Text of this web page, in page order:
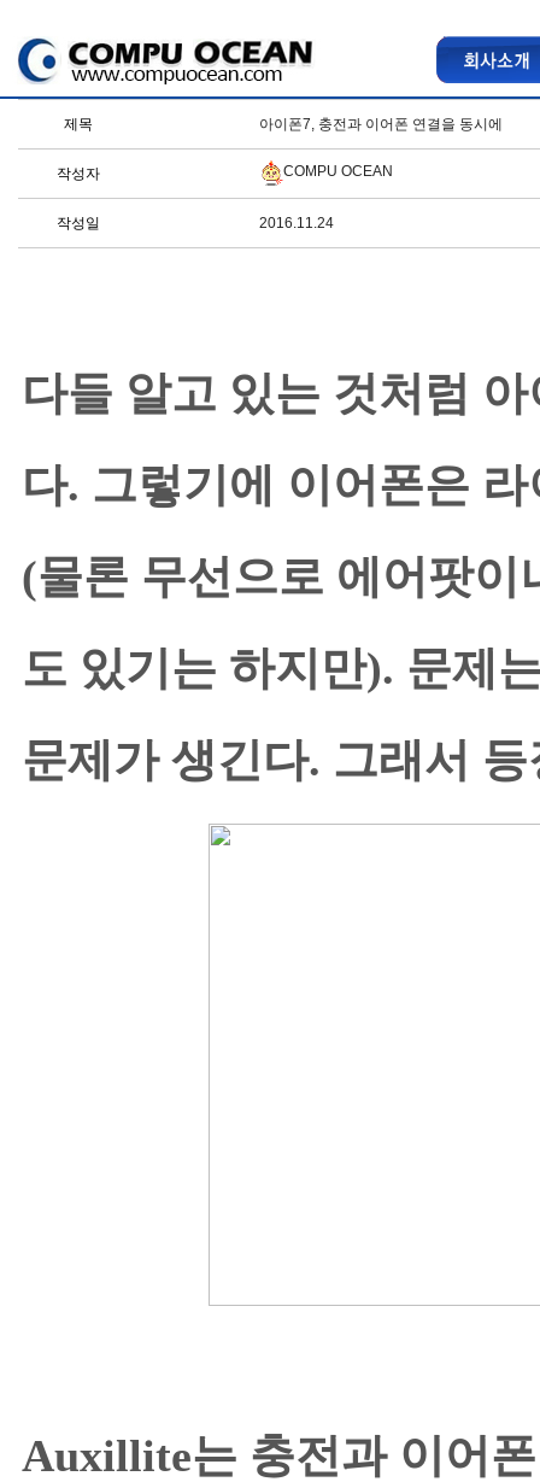
제목 아이폰7, 충전과 이어폰 연결을 동시에
작성자 COMPU OCEAN
작성일 2016.11.24
다들 알고 있는 것처럼
다. 그렇기에 이어폰은
(물론 무선으로 에어팟
도 있기는 하지만). 문제
문제가 생긴다. 그래서
Auxillite는 충전과 이어